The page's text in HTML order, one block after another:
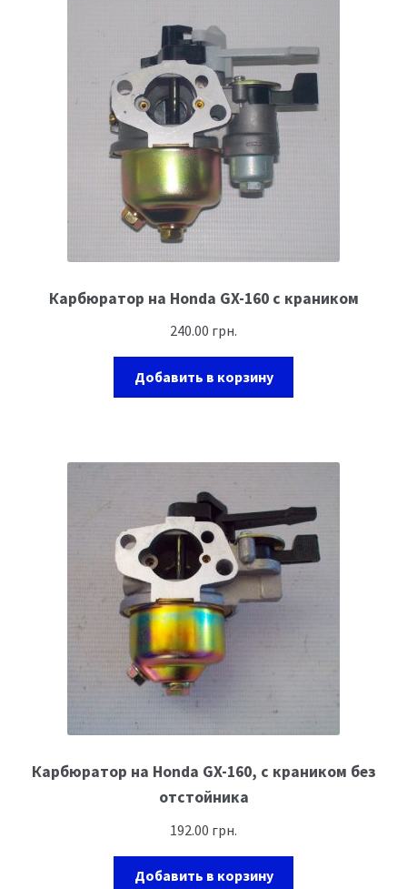
Карбюратор на Honda GX-160 с краником
240.00 грн.
Добавить в корзину
Карбюратор на Honda GX-160, с краником без
отстойника
192.00 грн.
Добавить в корзину